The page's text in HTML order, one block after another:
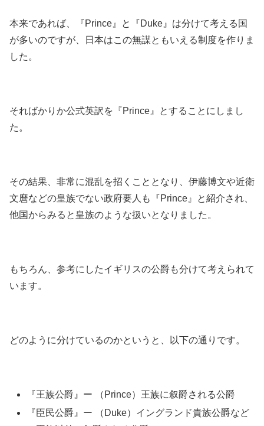
本来であれば、『Prince』と『Duke』は分けて考える国
が多いのですが、日本はこの無謀ともいえる制度を作りま
した。
そればかりか公式英訳を『Prince』とすることにしまし
た。
その結果、非常に混乱を招くこととなり、伊藤博文や近衛
文麿などの皇族でない政府要人も『Prince』と紹介され、
他国からみると皇族のような扱いとなりました。
もちろん、参考にしたイギリスの公爵も分けて考えられて
います。
どのように分けているのかというと、以下の通りです。
『王族公爵』ー （Prince）王族に叙爵される公爵
『臣民公爵』ー （Duke）イングランド貴族公爵など